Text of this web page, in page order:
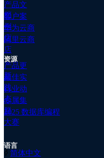
群
公
司
简
公
司
资
讯
关
于
入
▋亚马逊向Anthropic追加
当地时间3月27日，亚马
Anthropic追加27.5亿美元
逊完成了对Anthropic 12.5
Anthropic的再一次投资；
投资金额已达到40亿美元
在AI军备竞赛中寻求优势。
产品文
档
客户案
例
华为云商
店
阿里云商
店
资源
产品更
新
最佳实
践
行业动
态
专属集
群
2025 数据库编程
大赛
语言
ꀅ 简体中文